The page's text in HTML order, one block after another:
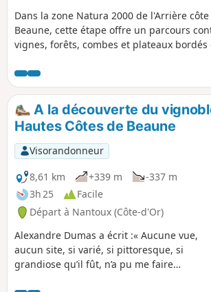
Dans la zone Natura 2000 de l'Arrière
Beaune, cette étape offre un parcours
vignes, forêts, combes et plateaux
d'orientation offrent des points de vue
chaînons du Jura jusqu'aux Alpes en
vignobles des Côtes et Hautes Côtes de
patrimoine mondial de l'UNESCO au titre
culturel des Climats du vignoble de
A la découverte du
Hautes Côtes de Beaune
Visorandonneur
8,61 km
+339 m
-337 m
3h 25
Facile
Départ à Nantoux (Côte-d'Or)
Alexandre Dumas a écrit :« Aucune vue,
aucun site, si varié, si pittoresque, si
grandiose qu’il fût, n’a pu me faire